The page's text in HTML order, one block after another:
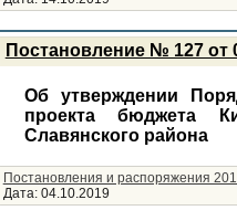
Постановление № 127 от
Об утверждении
проекта бюджета
Славянского района
Постановления и распоряжения
Дата: 04.10.2019